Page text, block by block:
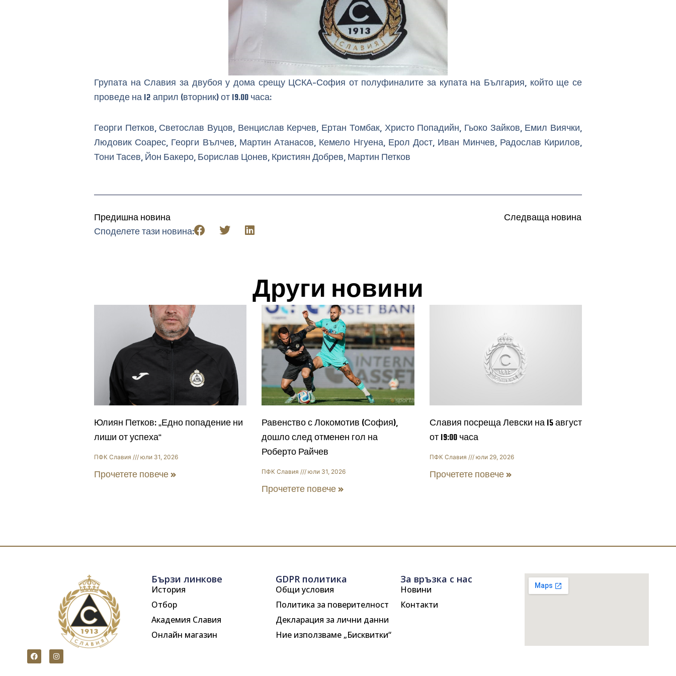
Групата на Славия за двубоя у дома срещу ЦСКА-София от полуфиналите за купата на България, който ще се
проведе на 12 април (вторник) от 19.00 часа:
Георги Петков, Светослав Вуцов, Венцислав Керчев, Ертан Томбак, Христо Попадийн, Гьоко Зайков, Емил Виячки,
Людовик Соарес, Георги Вълчев, Мартин Атанасов, Кемело Нгуена, Ерол Дост, Иван Минчев, Радослав Кирилов,
Тони Тасев, Йон Бакеро, Борислав Цонев, Кристиян Добрев, Мартин Петков
Предишна новина
Следваща новина
Споделете тази новина:
Други новини
Юлиян Петков: „Едно попадение ни
лиши от успеха“
ПФК Славия юли 31, 2026
Прочетете повече »
Равенство с Локомотив (София),
дошло след отменен гол на
Роберто Райчев
ПФК Славия юли 31, 2026
Прочетете повече »
Славия посреща Левски на 15 август
от 19:00 часа
ПФК Славия юли 29, 2026
Прочетете повече »
F
a
c
I
n
s
Бързи линкове
История
Отбор
Академия Славия
Онлайн магазин
GDPR политика
Общи условия
Политика за поверителност
Декларация за лични данни
Ние използваме „Бисквитки“
За връзка с нас
Новини
Контакти